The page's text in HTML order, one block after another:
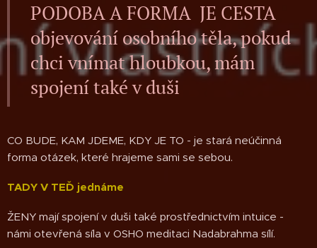
PODOBA A FORMA JE CESTA
objevování osobního těla, pokud
chci vnímat hloubkou, mám
spojení také v duši
CO BUDE, KAM JDEME, KDY JE TO - je stará neúčinná
forma otázek, které hrajeme sami se sebou.
TADY V TEĎ jednáme
ŽENY mají spojení v duši také prostřednictvím intuice -
námi otevřená síla v OSHO meditaci Nadabrahma sílí.